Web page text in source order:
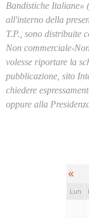
Bandistiche Italiane»
all'interno della
T.P., sono distribuite
Non commerciale-
volesse riportare la
pubblicazione, sito
chiedere
oppure alla
«
Lun